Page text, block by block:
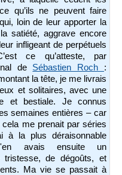
qu’ils ne peuvent faire
loin de leur apporter la
satiété, aggrave encore
infligeant de perpétuels
ce qu’atteste, par
de Sébastien Roch :
la tête, je me livrais
et solitaires, avec une
et bestiale. Je connus
semaines entières – car
me prenait par séries
à la plus déraisonnable
avais ensuite un
tristesse, de dégoûts, et
Ma vie se passait à